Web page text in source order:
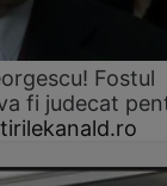
Fostul
fi judecat